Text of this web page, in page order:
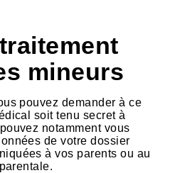
mineurs
pouvez demander à ce
soit tenu secret à
notamment vous
de votre dossier
à vos parents ou au